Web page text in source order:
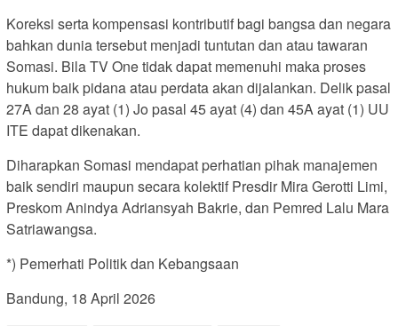
Koreksi serta kompensasi kontributif bagi bangsa dan negara
bahkan dunia tersebut menjadi tuntutan dan atau tawaran
Somasi. Bila TV One tidak dapat memenuhi maka proses
hukum baik pidana atau perdata akan dijalankan. Delik pasal
27A dan 28 ayat (1) Jo pasal 45 ayat (4) dan 45A ayat (1) UU
ITE dapat dikenakan.
Diharapkan Somasi mendapat perhatian pihak manajemen
baik sendiri maupun secara kolektif Presdir Mira Gerotti Limi,
Preskom Anindya Adriansyah Bakrie, dan Pemred Lalu Mara
Satriawangsa.
*) Pemerhati Politik dan Kebangsaan
Bandung, 18 April 2026